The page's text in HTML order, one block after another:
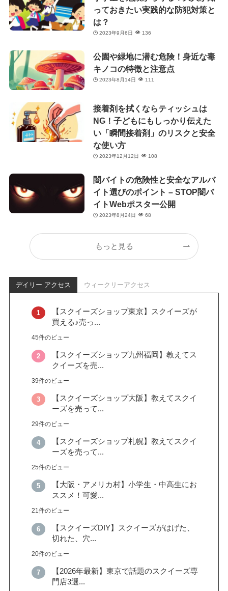
っておきたい実践的な防犯対策と
は？
2023年9月6日 136
公園や緑地に潜む危険！身近な毒
キノコの特徴と注意点
2023年8月14日 111
接着剤を拭くならティッシュは
NG！子どもにもしっかり伝えた
い「瞬間接着剤」のリスクと安全
な使い方
2023年12月12日 108
闇バイトの危険性と安全なアルバ
イト選びのポイント – STOP闇バ
イトWebポスター公開
2023年8月24日 68
もっと見る
デイリー アクセス ウィークリーアクセス
【スクイーズショップ東京】スクイーズが
買える♪売っ...
45件のビュー
【スクイーズショップ九州福岡】教えてス
クイーズを売...
39件のビュー
【スクイーズショップ大阪】教えてスクイ
ーズを売って...
29件のビュー
【スクイーズショップ札幌】教えてスクイ
ーズを売って...
25件のビュー
【大阪・アメリカ村】小学生・中高生にお
ススメ！可愛...
21件のビュー
【スクイーズDIY】スクイーズがはげた、
切れた、穴...
20件のビュー
【2026年最新】東京で話題のスクイーズ専
門店3選...